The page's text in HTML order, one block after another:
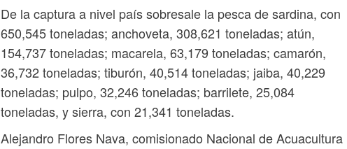
De la captura a nivel país sobresale la pesca de sardina, con
650,545 toneladas; anchoveta, 308,621 toneladas; atún,
154,737 toneladas; macarela, 63,179 toneladas; camarón,
36,732 toneladas; tiburón, 40,514 toneladas; jaiba, 40,229
toneladas; pulpo, 32,246 toneladas; barrilete, 25,084
toneladas, y sierra, con 21,341 toneladas.
Alejandro Flores Nava, comisionado Nacional de Acuacultura